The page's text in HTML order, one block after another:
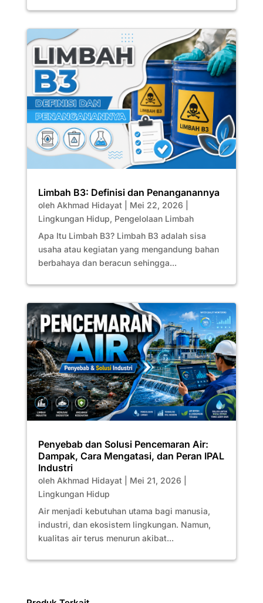
Limbah B3: Definisi dan Penanganannya
oleh Akhmad Hidayat| Mei 22, 2026
Lingkungan Hidup, Pengelolaan Limbah
Apa Itu Limbah B3? Limbah B3 adalah sisa
usaha atau kegiatan yang mengandung bahan
berbahaya dan beracun sehingga...
Penyebab dan Solusi Pencemaran Air:
Dampak, Cara Mengatasi, dan Peran IPAL
Industri
oleh Akhmad Hidayat| Mei 21, 2026
Lingkungan Hidup
Air menjadi kebutuhan utama bagi manusia,
industri, dan ekosistem lingkungan. Namun,
kualitas air terus menurun akibat...